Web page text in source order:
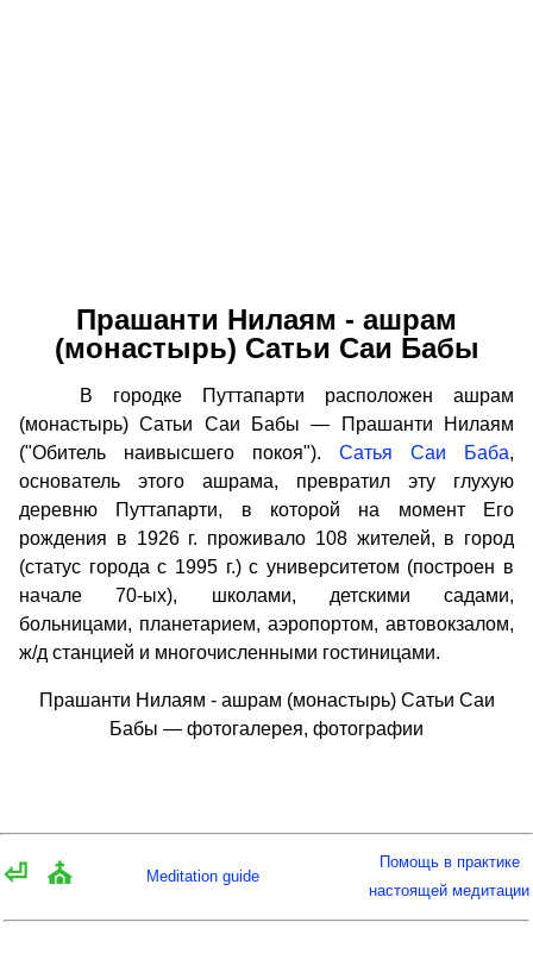
Прашанти Нилаям - ашрам
(монастырь) Сатьи Саи Бабы
В городке Путтапарти расположен ашрам
(монастырь) Сатьи Саи Бабы — Прашанти Нилаям
("Обитель наивысшего покоя"). Сатья Саи Баба,
основатель этого ашрама, превратил эту глухую
деревню Путтапарти, в которой на момент Его
рождения в 1926 г. проживало 108 жителей, в город
(статус города с 1995 г.) с университетом (построен в
начале 70-ых), школами, детскими садами,
больницами, планетарием, аэропортом, автовокзалом,
ж/д станцией и многочисленными гостиницами.
Прашанти Нилаям - ашрам (монастырь) Сатьи Саи
Бабы — фотогалерея, фотографии
⏎ ⛪ Meditation guide
Помощь в практике
настоящей медитации